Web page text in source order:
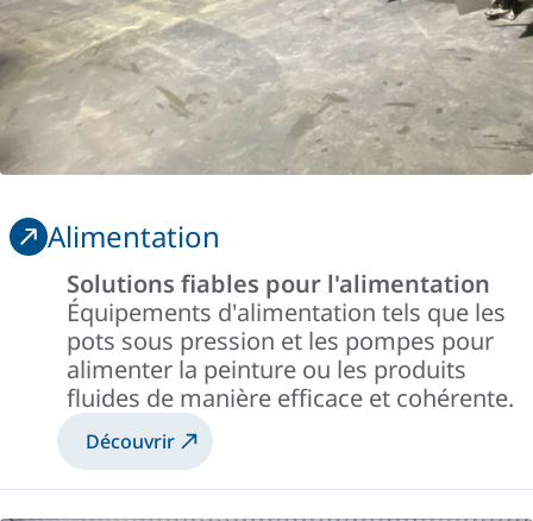
Alimentation
Solutions fiables pour l'alimentation
Équipements d'alimentation tels que les
pots sous pression et les pompes pour
alimenter la peinture ou les produits
fluides de manière efficace et cohérente.
Découvrir